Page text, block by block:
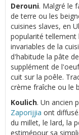
Derouni. Malgré le
de terre ou les
cuisines slaves, en
popularité tellement
invariables de la
d'habitude la pâte
supplément de
cuit sur la poêle.
crème fraîche ou le
Koulich. Un ancien
Zaporijjia ont
du millet, le lard, la
estimépour sa